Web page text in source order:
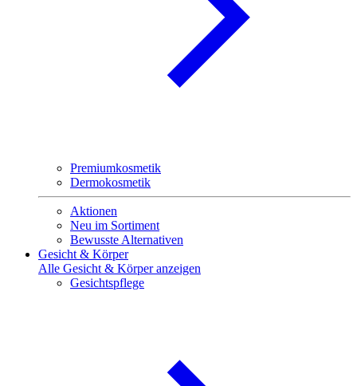
Premiumkosmetik
Dermokosmetik
Aktionen
Neu im Sortiment
Bewusste Alternativen
Gesicht & Körper
Alle Gesicht & Körper anzeigen
Gesichtspflege